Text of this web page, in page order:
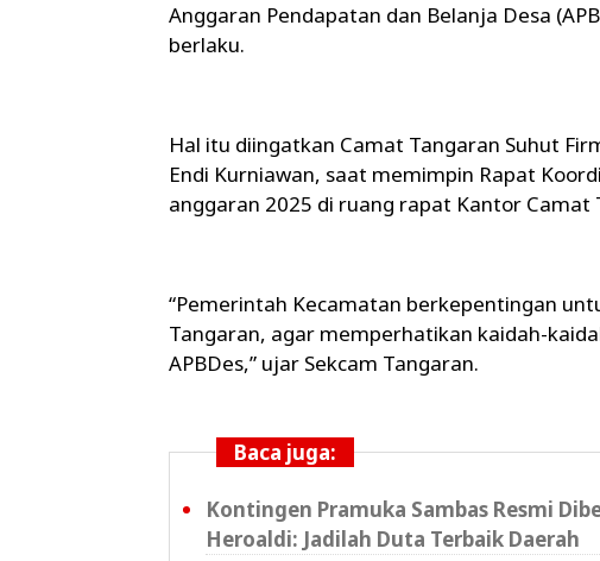
Anggaran Pendapatan dan Belanja Desa
berlaku.
Hal itu diingatkan Camat Tangaran Suhut
Endi Kurniawan, saat memimpin Rapat
anggaran 2025 di ruang rapat Kantor Camat
“Pemerintah Kecamatan berkepentingan
Tangaran, agar memperhatikan kaidah-
APBDes,” ujar Sekcam Tangaran.
Baca juga:
Kontingen Pramuka Sambas Resmi
Heroaldi: Jadilah Duta Terbaik Daerah